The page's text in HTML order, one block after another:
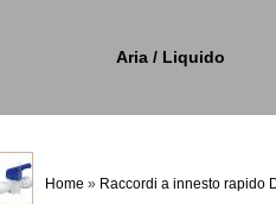
Aria / Liquido
Home » Raccordi a innesto rapido